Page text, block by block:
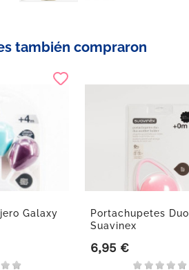
también compraron
Galaxy
Portachupetes Duo
Suavinex
Precio
6,95 €